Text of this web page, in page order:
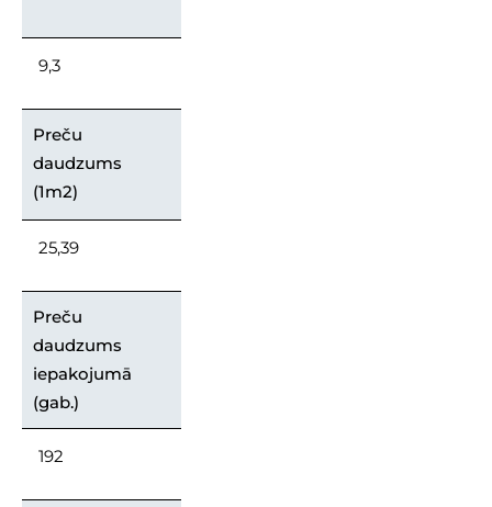
9,3
Preču
daudzums
(1m2)
25,39
Preču
daudzums
iepakojumā
(gab.)
192